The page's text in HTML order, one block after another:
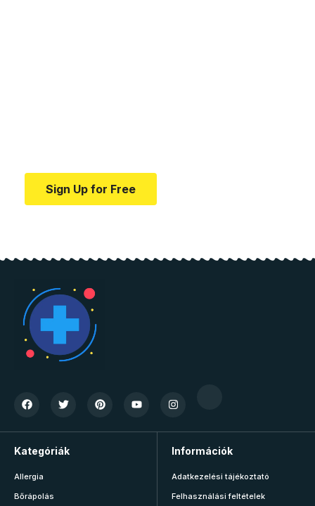
Sign Up for Free
Kategóriák
Allergia
Bőrápolás
Információk
Adatkezelési tájékoztató
Felhasználási feltételek